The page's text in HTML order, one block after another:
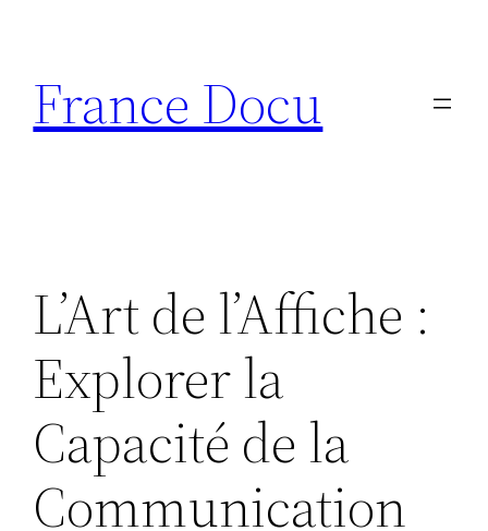
contenu
France Docu
L’Art de l’Affiche :
Explorer la
Capacité de la
Communication